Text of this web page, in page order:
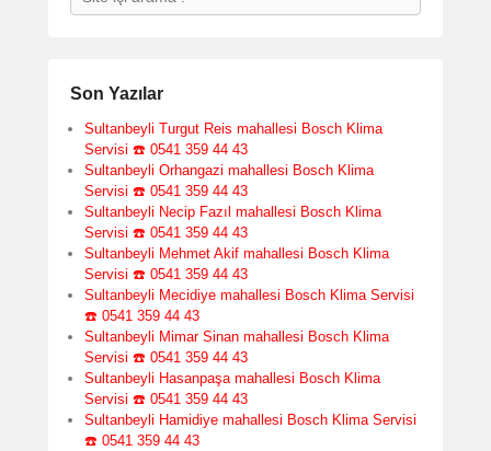
Son Yazılar
Sultanbeyli Turgut Reis mahallesi Bosch Klima
Servisi ☎️ 0541 359 44 43
Sultanbeyli Orhangazi mahallesi Bosch Klima
Servisi ☎️ 0541 359 44 43
Sultanbeyli Necip Fazıl mahallesi Bosch Klima
Servisi ☎️ 0541 359 44 43
Sultanbeyli Mehmet Akif mahallesi Bosch Klima
Servisi ☎️ 0541 359 44 43
Sultanbeyli Mecidiye mahallesi Bosch Klima Servisi
☎️ 0541 359 44 43
Sultanbeyli Mimar Sinan mahallesi Bosch Klima
Servisi ☎️ 0541 359 44 43
Sultanbeyli Hasanpaşa mahallesi Bosch Klima
Servisi ☎️ 0541 359 44 43
Sultanbeyli Hamidiye mahallesi Bosch Klima Servisi
☎️ 0541 359 44 43